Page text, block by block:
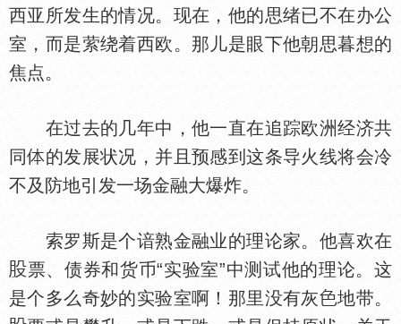
西亚所发生的情况。现在，他的思绪已不在办公
室，而是萦绕着西欧。那儿是眼下他朝思暮想的
焦点。
在过去的几年中，他一直在追踪欧洲经济共
同
的发展状况，并且预感到这条导火线将会冷
不及防地引发一场金融大爆炸。
索罗斯是个谙熟金融业的理论家。他喜欢在
票、债券和货币“实验室”中测试他的理论。这
是个多么奇妙的实验室啊！那里没有灰
地带。